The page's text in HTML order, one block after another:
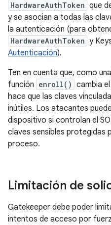
HardwareAuthToken que
y se asocian a todas las
la autenticación (para
HardwareAuthToken y
Autenticación).
Ten en cuenta que, como
función enroll() cambia
hace que las claves
inútiles. Los atacantes
dispositivo si controlan el
claves sensibles protegidas
proceso.
Limitación de
Gatekeeper debe poder
intentos de acceso por